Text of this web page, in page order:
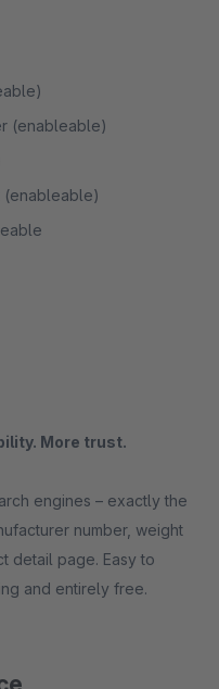
(enableable)
(enableable)
More trust.
engines – exactly the
number, weight
detail page. Easy to
and entirely free.